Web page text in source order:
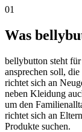
01
Was
bellybutton steht
ansprechen soll,
richtet sich an
neben Kleidung
um den
richtet sich an
Produkte suchen.